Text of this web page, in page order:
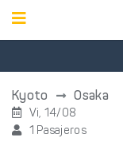
Kyoto Osaka
Vi, 14/08
1 Pasajeros